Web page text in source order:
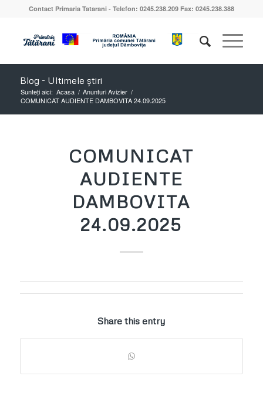
Contact Primaria Tatarani - Telefon: 0245.238.209 Fax: 0245.238.388
Blog - Ultimele știri
Sunteți aici: Acasa / Anunturi Avizier /
COMUNICAT AUDIENTE DAMBOVITA 24.09.2025
COMUNICAT
AUDIENTE
DAMBOVITA
24.09.2025
Share this entry